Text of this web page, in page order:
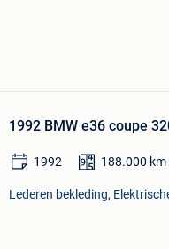
1992 BMW e36 coupe
1992 188.000 km
Lederen bekleding,